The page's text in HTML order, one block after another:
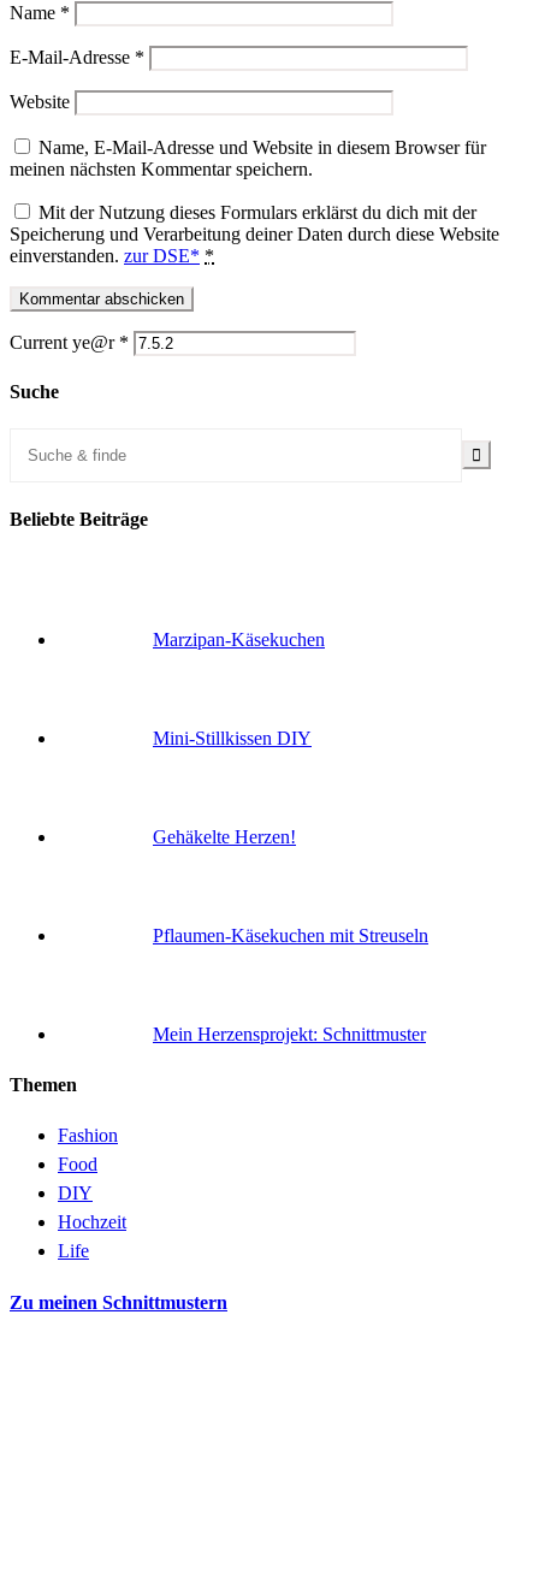
Name *
E-Mail-Adresse *
Website
Name, E-Mail-Adresse und Website in diesem Browser für
meinen nächsten Kommentar speichern.
Mit der Nutzung dieses Formulars erklärst du dich mit der
Speicherung und Verarbeitung deiner Daten durch diese Website
einverstanden. zur DSE* *
Current ye@r *
Suche
Beliebte Beiträge
Marzipan-Käsekuchen
Mini-Stillkissen DIY
Gehäkelte Herzen!
Pflaumen-Käsekuchen mit Streuseln
Mein Herzensprojekt: Schnittmuster
Themen
Fashion
Food
DIY
Hochzeit
Life
Zu meinen Schnittmustern